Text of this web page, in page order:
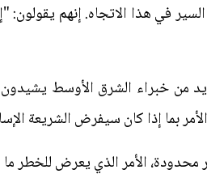
في هذا الاتجاه. إنهم يقولون:
من خبراء الشرق الأوسط
بما إذا كان سيفرض الشريعة
الأمر الذي يعرض للخطر ما